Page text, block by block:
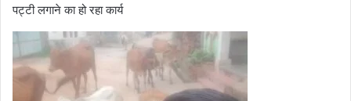
पट्टी लगाने का हो रहा कार्य